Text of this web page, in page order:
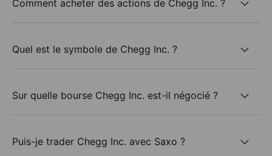
Comment acheter des actions de Chegg Inc. ?
Quel est le symbole de Chegg Inc. ?
Sur quelle bourse Chegg Inc. est-il négocié ?
Puis-je trader Chegg Inc. avec Saxo ?